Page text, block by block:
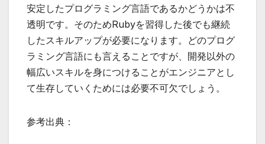
安定したプログラミング言語であるかどうかは不
透明です。そのためRubyを習得した後でも継続
したスキルアップが必要になります。どのプログ
ラミング言語にも言えることですが、開発以外の
幅広いスキルを身につけることがエンジニアとし
て生存していくためには必要不可欠でしょう。
参考出典：